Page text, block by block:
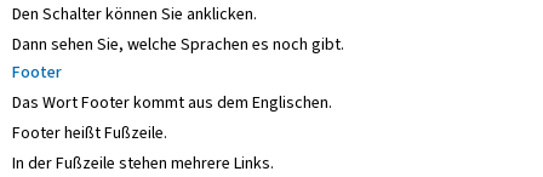
Den Schalter können Sie anklicken.
Dann sehen Sie, welche Sprachen es noch gibt.
Footer
Das Wort Footer kommt aus dem Englischen.
Footer heißt Fußzeile.
In der Fußzeile stehen mehrere Links.